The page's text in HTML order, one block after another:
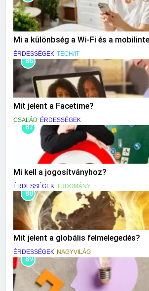
Mi a különbség a Wi-Fi és a
ÉRDESSÉGEK TECH/IT
86
Mit jelent a Facetime?
CSALÁD ÉRDESSÉGEK
87
Mi kell a jogosítványhoz?
ÉRDESSÉGEK TUDOMÁNY
88
Mit jelent a globális felmelegedés?
ÉRDESSÉGEK NAGYVILÁG
89